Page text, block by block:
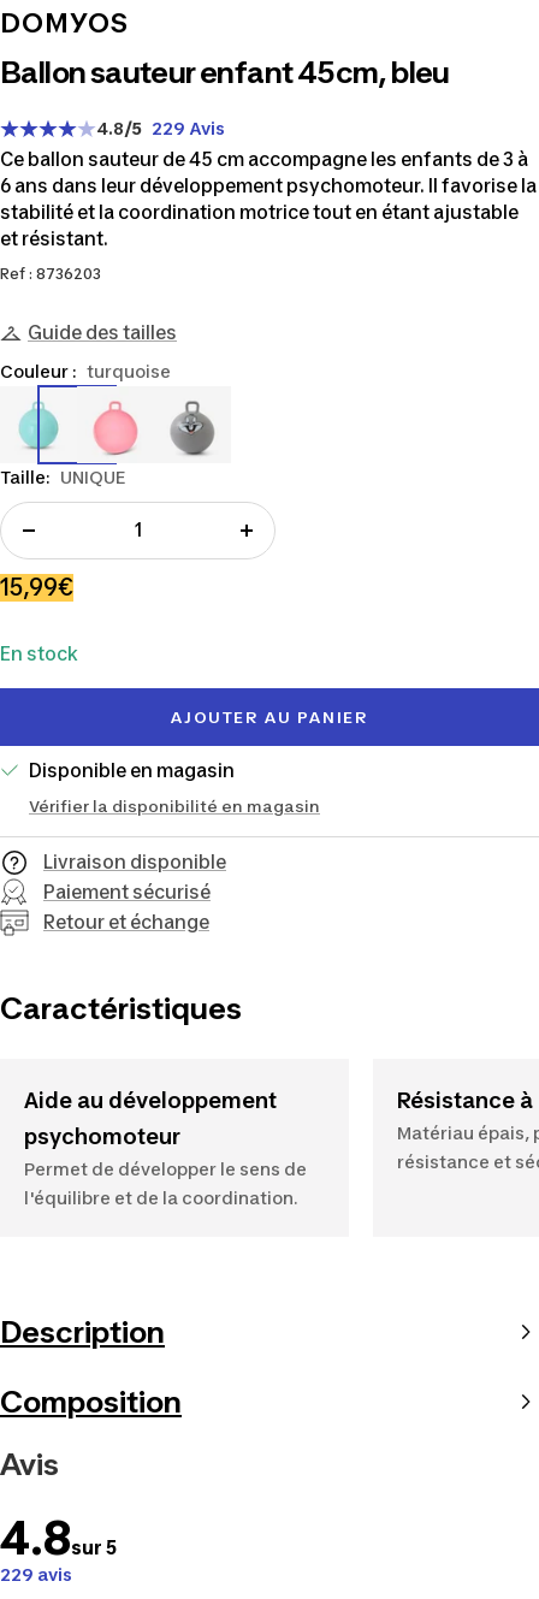
DOMYOS
Ballon sauteur enfant 45cm, bleu
4.8/5 229 Avis
Ce ballon sauteur de 45 cm accompagne les enfants de 3 à
6 ans dans leur développement psychomoteur. Il favorise la
stabilité et la coordination motrice tout en étant ajustable
et résistant.
Ref : 8736203
Guide des tailles
873620387362048990856
Taille: UNIQUE
Couleur : turquoise
la
quantité
Augmenter
Prix
vente
15,99€
En stock
AJOUTER AU PANIER
Disponible en magasin
Vérifier la disponibilité en magasin
Livraison disponible
Paiement sécurisé
Retour et échange
Caractéristiques
Aide au développement
psychomoteur
Permet de développer le sens de
l'équilibre et de la coordination.
Résistance
Matériau épais,
résistance et
Description
Composition
Avis
4.8sur 5
229 avis